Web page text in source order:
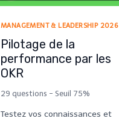
MANAGEMENT & LEADERSHIP 2026
Pilotage de la
performance par les
OKR
29 questions - Seuil 75%
Testez vos connaissances et